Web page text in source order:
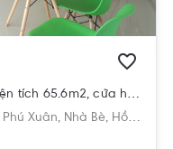
Shophouse Orchid Park tầng 1 diện tích 65.6m2, cửa hướng Tây Nam.
Phú Xuân, Nhà Bè, Hồ Chí Minh